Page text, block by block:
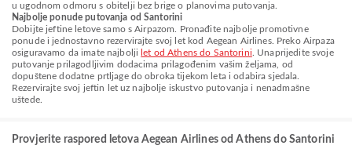
u ugodnom odmoru s obitelji bez brige o planovima putovanja.
Najbolje ponude putovanja od Santorini
Dobijte jeftine letove samo s Airpazom. Pronađite najbolje promotivne
ponude i jednostavno rezervirajte svoj let kod Aegean Airlines. Preko Airpaza
osiguravamo da imate najbolji let od Athens do Santorini . Unaprijedite svoje
putovanje prilagodljivim dodacima prilagođenim vašim željama, od
dopuštene dodatne prtljage do obroka tijekom leta i odabira sjedala.
Rezervirajte svoj jeftin let uz najbolje iskustvo putovanja i nenadmašne
uštede.
Provjerite raspored letova Aegean Airlines od Athens do Santorini